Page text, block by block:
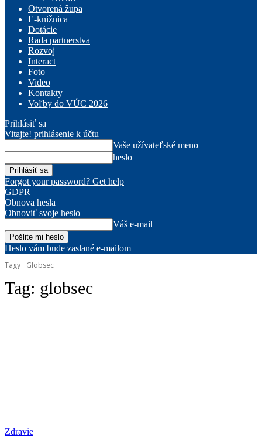
Otvorená župa
E-knižnica
Dotácie
Rada partnerstva
Rozvoj
Interact
Foto
Video
Kontakty
Voľby do VÚC 2026
Prihlásiť sa
Vitajte! prihlásenie k účtu
Vaše užívateľské meno
heslo
Forgot your password? Get help
GDPR
Obnova hesla
Obnoviť svoje heslo
Váš e-mail
Heslo vám bude zaslané e-mailom
Tagy
Globsec
Tag: globsec
Zdravie